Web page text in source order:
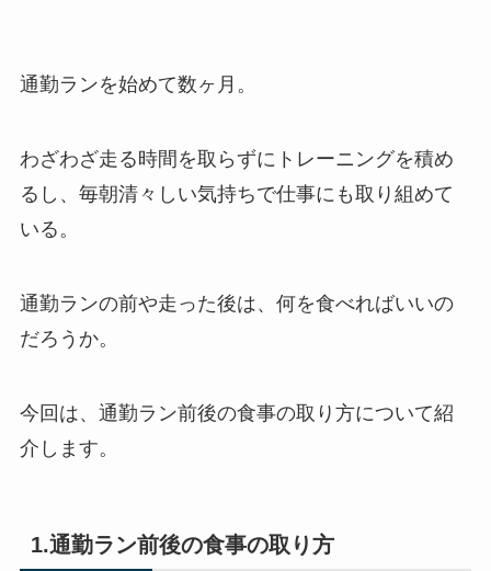
通勤ランを始めて数ヶ月。
わざわざ走る時間を取らずにトレーニングを積め
るし、毎朝清々しい気持ちで仕事にも取り組めて
いる。
通勤ランの前や走った後は、何を食べればいいの
だろうか。
今回は、通勤ラン前後の食事の取り方について紹
介します。
1.通勤ラン前後の食事の取り方